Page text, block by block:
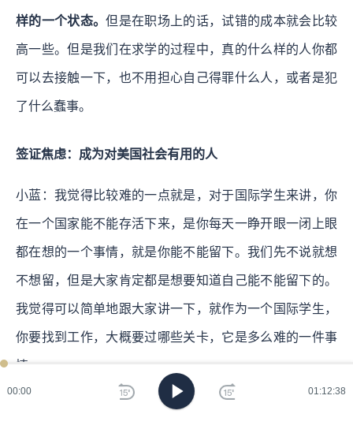
00:00 01:12:38
样的一个状态。但是在职场上的话，试错的成本就会比较
高一些。但是我们在求学的过程中，真的什么样的人你都
可以去接触一下，也不用担心自己得罪什么人，或者是犯
了什么蠢事。
签证焦虑：成为对美国社会有用的人
小蓝：我觉得比较难的一点就是，对于国际学生来讲，你
在一个国家能不能存活下来，是你每天一睁开眼一闭上眼
都在想的一个事情，就是你能不能留下。我们先不说就想
不想留，但是大家肯定都是想要知道自己能不能留下的。
我觉得可以简单地跟大家讲一下，就作为一个国际学生，
你要找到工作，大概要过哪些关卡，它是多么难的一件事
情。
美国的移民政策，它是随着每一个不同的总统有细小的变